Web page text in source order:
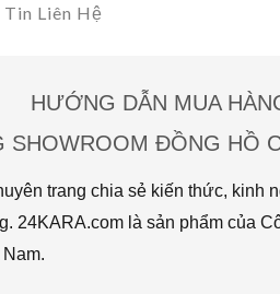
Tin Liên Hệ
HƯỚNG DẪN MUA
SHOWROOM ĐỒNG HỒ
trang chia sẻ kiến thức, kinh
là sản phẩm của